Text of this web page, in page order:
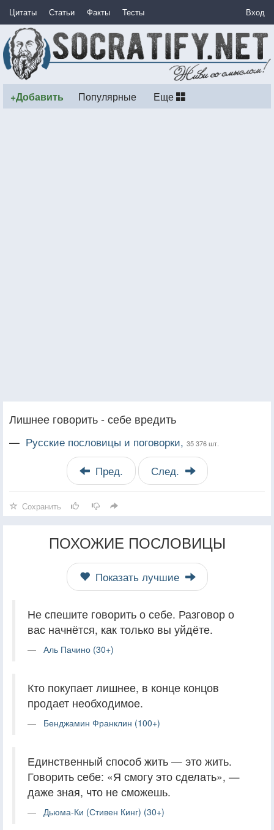
Цитаты Статьи Факты Тесты Вход
+Добавить Популярные Еще
Лишнее говорить - себе вредить
— Русские пословицы и поговорки, 35 376 шт.
Пред. След.
Сохранить
ПОХОЖИЕ ПОСЛОВИЦЫ
Показать лучшие
Не спешите говорить о себе. Разговор о
вас начнётся, как только вы уйдёте.
Аль Пачино (30+)
Кто покупает лишнее, в конце концов
продает необходимое.
Бенджамин Франклин (100+)
Единственный способ жить — это жить.
Говорить себе: «Я смогу это сделать», —
даже зная, что не сможешь.
Дьюма-Ки (Стивен Кинг) (30+)